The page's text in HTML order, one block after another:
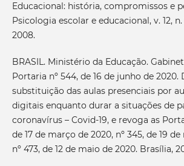
Educacional: história, compromissos e
Psicologia escolar e educacional, v. 12, n.
2008.
BRASIL. Ministério da Educação.
Portaria nº 544, de 16 de junho de 2020.
substituição das aulas presenciais por
digitais enquanto durar a situações de
coronavírus – Covid-19, e revoga as
de 17 de março de 2020, nº 345, de 19
nº 473, de 12 de maio de 2020. Brasília,